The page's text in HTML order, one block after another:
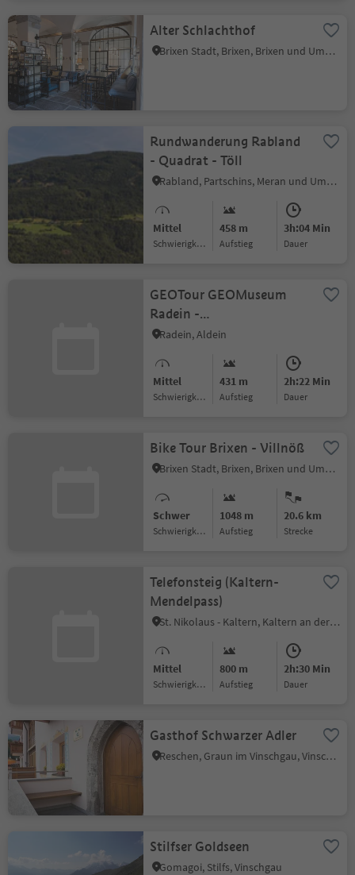
Alter Schlachthof
Brixen Stadt, Brixen, Brixen und Umgebung
Rundwanderung Rabland
- Quadrat - Töll
Rabland, Partschins, Meran und Umgebung
Mittel
Schwierigkeitsgrad
458 m
Aufstieg
3h:04 Min
Dauer
GEOTour GEOMuseum
Radein -
Bletterbachschlucht
Radein, Aldein
Mittel
Schwierigkeitsgrad
431 m
Aufstieg
2h:22 Min
Dauer
Bike Tour Brixen - Villnöß
Brixen Stadt, Brixen, Brixen und Umgebung
Schwer
Schwierigkeitsgrad
1048 m
Aufstieg
20.6 km
Strecke
Telefonsteig (Kaltern-
Mendelpass)
St. Nikolaus - Kaltern, Kaltern an der Weinstraße, Südtiroler Weinstraße
Mittel
Schwierigkeitsgrad
800 m
Aufstieg
2h:30 Min
Dauer
Gasthof Schwarzer Adler
Reschen, Graun im Vinschgau, Vinschgau
Stilfser Goldseen
Gomagoi, Stilfs, Vinschgau